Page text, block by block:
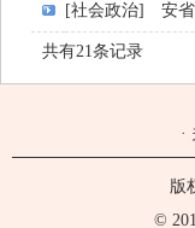
[社会政治] 安
共有21条记录
·
版
©